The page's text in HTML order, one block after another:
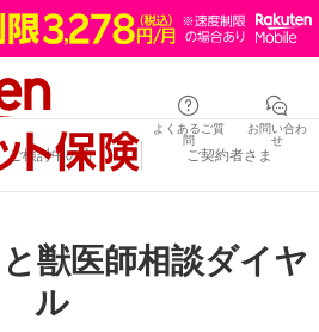
よくあるご質
問
お問い合わ
せ
ご検討中の方 ご契約者さま
獣医師相談ダイヤ
ル